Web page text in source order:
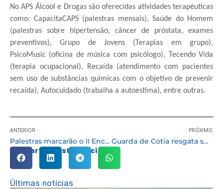
No APS Álcool e Drogas são oferecidas atividades terapêuticas
como: CapacitaCAPS (palestras mensais), Saúde do Homem
(palestras sobre hipertensão, câncer de próstata, exames
preventivos), Grupo de Jovens (Terapias em grupo),
PsicoMusic (oficina de música com psicólogo), Tecendo Vida
(terapia ocupacional), Recaída (atendimento com pacientes
sem uso de substâncias químicas com o objetivo de prevenir
recaída), Autocuidado (trabalha a autoestima), entre outras.
ANTERIOR
Palestras marcarão o II Encontro Voz e Visibilidade às Pessoas Desaparecidas no dia 13/09
PRÓXIMO
Guarda de Cotia resgata sete cães vítimas de maus-tratos
Compartilhe esta notícia:
Últimas notícias